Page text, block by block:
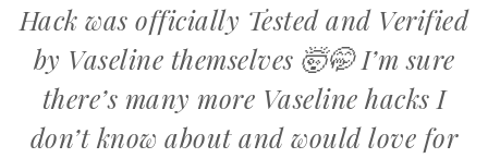
Hack was officially Tested and Verified
by Vaseline themselves 🤯🤭 I’m sure
there’s many more Vaseline hacks I
don’t know about and would love for